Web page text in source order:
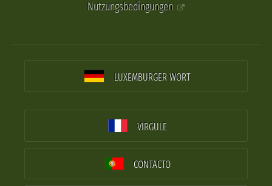
Nutzungsbedingungen
LUXEMBURGER WORT
VIRGULE
CONTACTO